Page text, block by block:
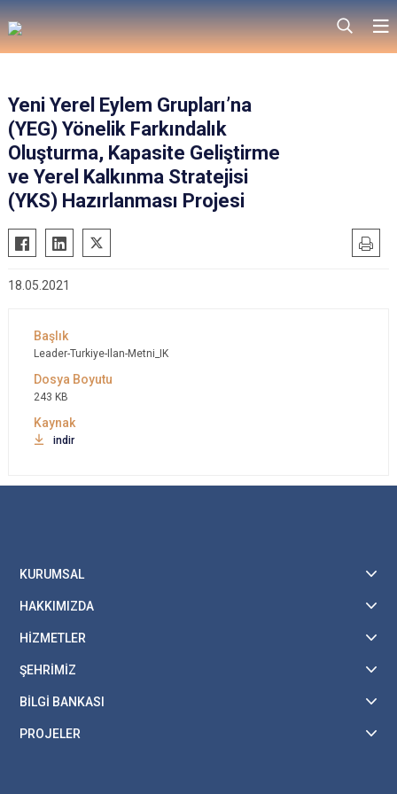
Yeni Yerel Eylem Grupları’na
(YEG) Yönelik Farkındalık
Oluşturma, Kapasite Geliştirme
ve Yerel Kalkınma Stratejisi
(YKS) Hazırlanması Projesi
18.05.2021
Leader-Turkiye-Ilan-Metni_IK
243 KB
indir
KURUMSAL
HAKKIMIZDA
HİZMETLER
ŞEHRİMİZ
BİLGİ BANKASI
PROJELER